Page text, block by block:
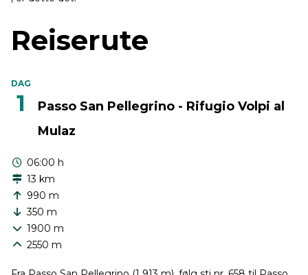
Reiserute
DAG
1
Passo San Pellegrino - Rifugio Volpi al
Mulaz
06:00 h
13 km
990 m
350 m
1900 m
2550 m